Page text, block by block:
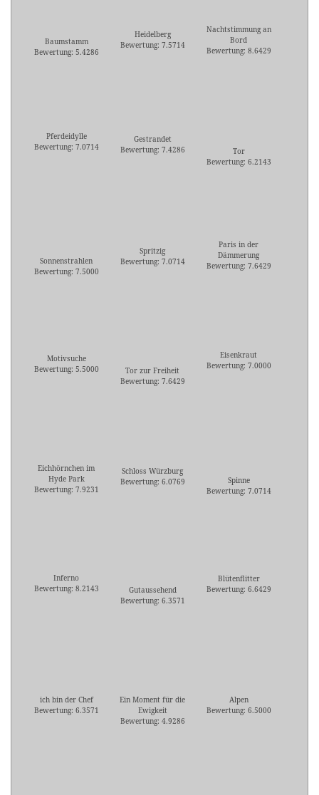
Baumstamm
Bewertung: 5.4286
Heidelberg
Bewertung: 7.5714
Nachtstimmung an
Bord
Bewertung: 8.6429
Pferdeidylle
Bewertung: 7.0714
Gestrandet
Bewertung: 7.4286
Tor
Bewertung: 6.2143
Sonnenstrahlen
Bewertung: 7.5000
Spritzig
Bewertung: 7.0714
Paris in der
Dämmerung
Bewertung: 7.6429
Motivsuche
Bewertung: 5.5000
Tor zur Freiheit
Bewertung: 7.6429
Eisenkraut
Bewertung: 7.0000
Eichhörnchen im
Hyde Park
Bewertung: 7.9231
Schloss Würzburg
Bewertung: 6.0769
Spinne
Bewertung: 7.0714
Inferno
Bewertung: 8.2143
Gutaussehend
Bewertung: 6.3571
Blütenflitter
Bewertung: 6.6429
ich bin der Chef
Bewertung: 6.3571
Ein Moment für die
Ewigkeit
Bewertung: 4.9286
Alpen
Bewertung: 6.5000